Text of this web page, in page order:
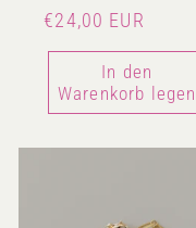
Normaler
Preis
€24,00 EUR
In den
Warenkorb legen